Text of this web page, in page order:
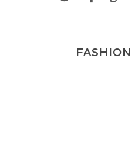
FASHION